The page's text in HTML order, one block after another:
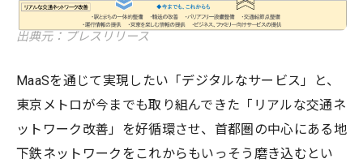
出典元：プレスリリース
MaaSを通じて実現したい「デジタルなサービス」と、
東京メトロが今までも取り組んできた「リアルな交通ネ
ットワーク改善」を好循環させ、首都圏の中心にある地
下鉄ネットワークをこれからもいっそう磨き込むとい